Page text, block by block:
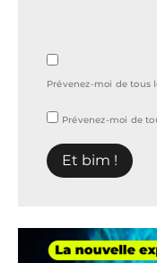
Prévenez-moi de tous
Prévenez-moi de